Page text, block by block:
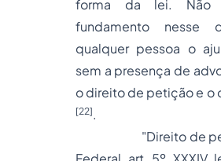
forma da lei. Não
fundamento nesse
qualquer pessoa o
sem a presença de
o direito de petição e o
[22].
"Direito de